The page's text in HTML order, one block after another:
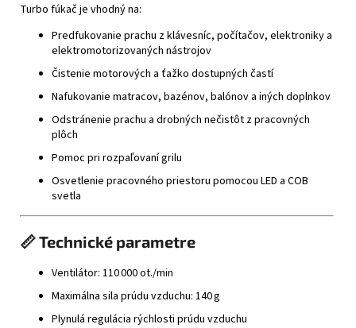
Turbo fúkač je vhodný na:
Predfukovanie prachu z klávesníc, počítačov, elektroniky a
elektromotorizovaných nástrojov
Čistenie motorových a ťažko dostupných častí
Nafukovanie matracov, bazénov, balónov a iných doplnkov
Odstránenie prachu a drobných nečistôt z pracovných
plôch
Pomoc pri rozpaľovaní grilu
Osvetlenie pracovného priestoru pomocou LED a COB
svetla
📏 Technické parametre
Ventilátor: 110 000 ot./min
Maximálna sila prúdu vzduchu: 140 g
Plynulá regulácia rýchlosti prúdu vzduchu